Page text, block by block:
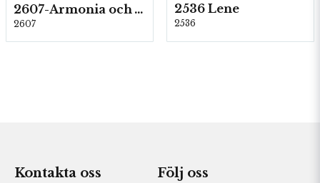
2607-Armonia och Alpaca 400
2607
2536 Lene
2536
Kontakta oss Följ oss